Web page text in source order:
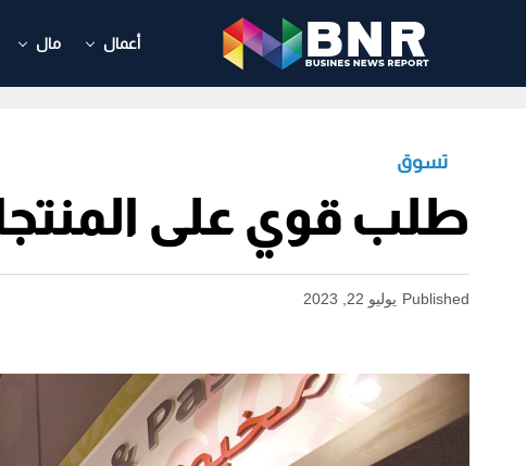
أعمال مال
تسوق
طلب قوي على
Published يوليو 22, 2023